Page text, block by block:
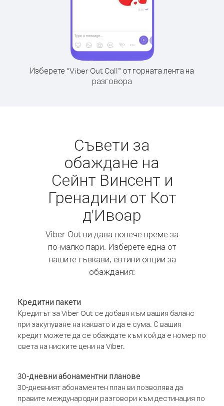
Изберете “Viber Out Call” от горната лента на
разговора
Съвети за
обаждане на
Сейнт Винсент и
Гренадини от Кот
д'Ивоар
Viber Out ви дава повече време за
по-малко пари. Изберете една от
нашите гъвкави, евтини опции за
обаждания:
Кредитни пакети
Кредитът за Viber Out се добавя към вашия баланс
при закупуване на каквато и да е сума. С вашия
кредит можете да се обаждате към кой да е номер по
света на ниските цени на Viber.
30-дневни абонаментни планове
30-дневният абонаментен план ви позволява да
правите международни разговори към дестинация по